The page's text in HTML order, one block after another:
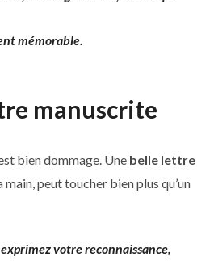
mémorable.
manuscrite
bien dommage. Une belle lettre
main, peut toucher bien plus qu’un
votre reconnaissance,